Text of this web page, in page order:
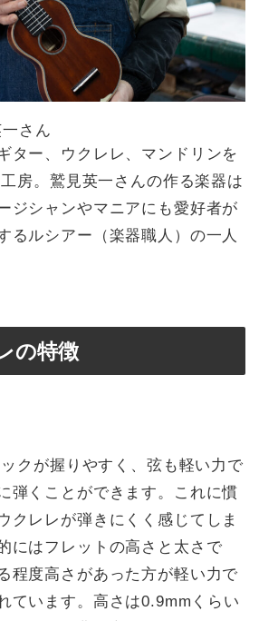
さん
ター、ウクレレ、マンドリンを
房。鷲見英一さんの作る楽器は
ジシャンやマニアにも愛好者が
るルシアー（楽器職人）の一人
の特徴
クが握りやすく、弦も軽い力で
弾くことができます。これに慣
クレレが弾きにくく感じてしま
にはフレットの高さと太さで
程度高さがあった方が軽い力で
ています。高さは0.9mmくらい